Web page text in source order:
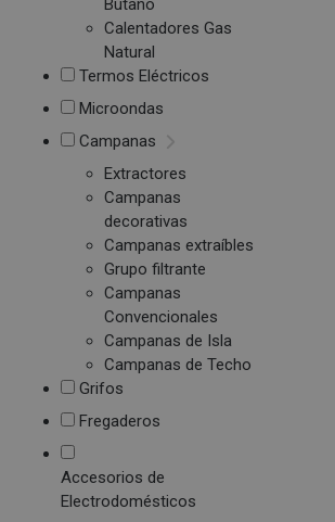
Butano
Calentadores Gas
Natural
Termos Eléctricos
Microondas
Campanas
Extractores
Campanas
decorativas
Campanas extraíbles
Grupo filtrante
Campanas
Convencionales
Campanas de Isla
Campanas de Techo
Grifos
Fregaderos
Accesorios de
Electrodomésticos